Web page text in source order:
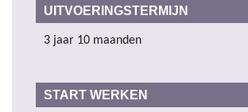
UITVOERINGSTERMIJN
3 jaar 10 maanden
START WERKEN